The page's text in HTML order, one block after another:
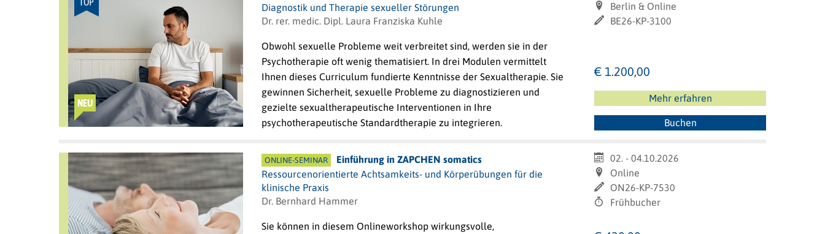
NEU
Diagnostik und Therapie sexueller Störungen
Dr. rer. medic. Dipl. Laura Franziska Kuhle
Obwohl sexuelle Probleme weit verbreitet sind, werden sie in der
Psychotherapie oft wenig thematisiert. In drei Modulen vermittelt
Ihnen dieses Curriculum fundierte Kenntnisse der Sexualtherapie. Sie
gewinnen Sicherheit, sexuelle Probleme zu diagnostizieren und
gezielte sexualtherapeutische Interventionen in Ihre
psychotherapeutische Standardtherapie zu integrieren.
Berlin & Online
BE26-KP-3100
€ 1.200,00
Mehr erfahren
Buchen
ONLINE-SEMINAR
Einführung in ZAPCHEN somatics
Ressourcenorientierte Achtsamkeits- und Körperübungen für die
klinische Praxis
Dr. Bernhard Hammer
Sie können in diesem Onlineworkshop wirkungsvolle,
02. - 04.10.2026
Online
ON26-KP-7530
Frühbucher